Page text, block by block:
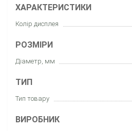
ХАРАКТЕРИСТИКИ
Колір дисплея
РОЗМІРИ
Діаметр, мм
ТИП
Тип товару
ВИРОБНИК